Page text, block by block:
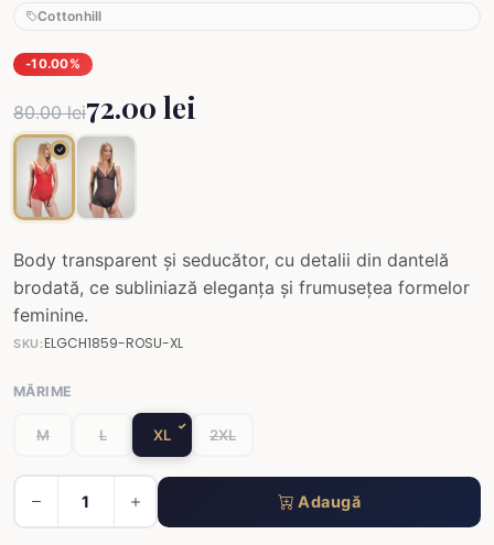
Cottonhill
-10.00%
80.00 lei72.00 lei
Body transparent și seducător, cu detalii din dantelă
brodată, ce subliniază eleganța și frumusețea formelor
feminine.
SKU:ELGCH1859-ROSU-XL
MĂRIME
M L XL 2XL
Adaugă